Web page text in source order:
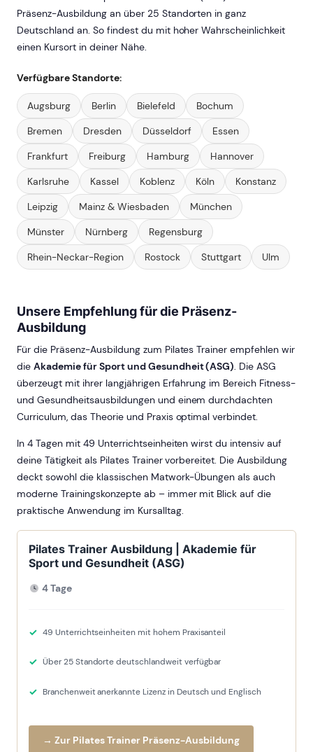
Präsenz-Ausbildung an über 25 Standorten in ganz
Deutschland an. So findest du mit hoher Wahrscheinlichkeit
einen Kursort in deiner Nähe.
Verfügbare Standorte:
Augsburg Berlin Bielefeld
Bochum
Bremen
Dresden Düsseldorf
Essen
Frankfurt
Freiburg Hamburg
Hannover
Karlsruhe
Kassel Koblenz Köln
Konstanz
Leipzig
Mainz & Wiesbaden
München
Münster
Nürnberg
Regensburg
Rhein-Neckar-Region
Rostock Stuttgart Ulm
Unsere Empfehlung für die Präsenz-
Ausbildung
Für die Präsenz-Ausbildung zum Pilates Trainer empfehlen wir
die Akademie für Sport und Gesundheit (ASG). Die ASG
überzeugt mit ihrer langjährigen Erfahrung im Bereich Fitness-
und Gesundheitsausbildungen und einem durchdachten
Curriculum, das Theorie und Praxis optimal verbindet.
In 4 Tagen mit 49 Unterrichtseinheiten wirst du intensiv auf
deine Tätigkeit als Pilates Trainer vorbereitet. Die Ausbildung
deckt sowohl die klassischen Matwork-Übungen als auch
moderne Trainingskonzepte ab – immer mit Blick auf die
praktische Anwendung im Kursalltag.
Pilates Trainer Ausbildung | Akademie für
Sport und Gesundheit (ASG)
4 Tage
49 Unterrichtseinheiten mit hohem Praxisanteil
Über 25 Standorte deutschlandweit verfügbar
Branchenweit anerkannte Lizenz in Deutsch und Englisch
→ Zur Pilates Trainer Präsenz-Ausbildung